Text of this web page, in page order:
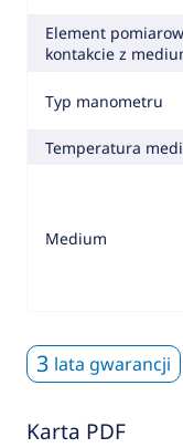
Element
kontakcie z
Typ manometru
Temperatura
Medium
3 lata gwarancji
Karta PDF